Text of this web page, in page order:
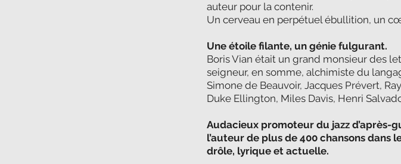
auteur pour la contenir.
Un cerveau en perpétuel ébullition, un
Une étoile filante, un génie fulgurant.
Boris Vian était un grand monsieur des
seigneur, en somme, alchimiste du
Simone de Beauvoir, Jacques Prévert,
Duke Ellington, Miles Davis, Henri
Audacieux promoteur du jazz
l’auteur de plus de 400 chansons
drôle, lyrique et actuelle.